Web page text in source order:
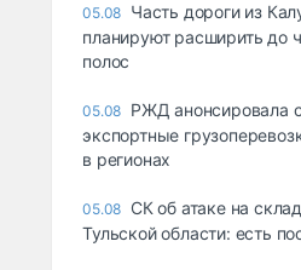
05.08 Часть дороги из
планируют расширить до
полос
05.08 РЖД анонсировала
экспортные
в регионах
05.08 СК об атаке на
Тульской области: есть